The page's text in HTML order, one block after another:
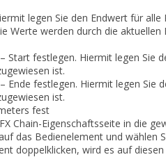
legen Sie den Endwert für
Werte werden durch die
– Start festlegen. Hiermit legen Sie
ist.
– Ende festlegen. Hiermit legen Sie
ist.
fest
Chain-Eigenschaftsseite in die
das Bedienelement und wählen
doppelklicken, wird es auf